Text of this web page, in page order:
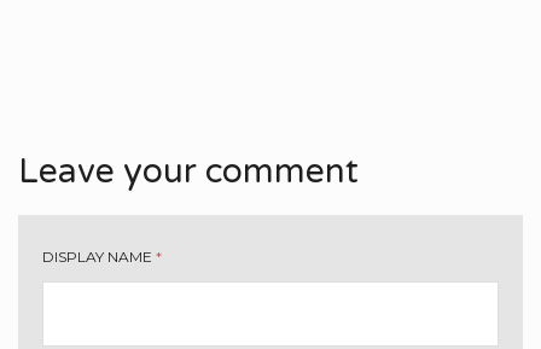
Leave your comment
DISPLAY NAME *